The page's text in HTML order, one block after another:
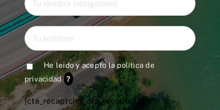
He leido y acepto lapolítica de
privacidad ?
[cta_recaptcha* cta_recaptcha]